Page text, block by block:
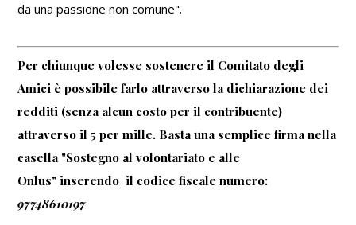
da una passione non comune".
Per chiunque volesse sostenere il Comitato degli
Amici è possibile farlo attraverso la dichiarazione dei
redditi (senza alcun costo per il contribuente)
attraverso il 5 per mille. Basta una semplice firma nella
casella "Sostegno al volontariato e alle
Onlus" inserendo il codice fiscale numero:
97748610197